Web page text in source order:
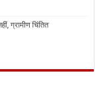
ग्रामीण चिंतित